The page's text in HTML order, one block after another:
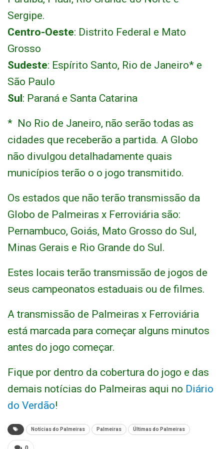
Sergipe.
Centro-Oeste: Distrito Federal e Mato
Grosso
Sudeste: Espírito Santo, Rio de Janeiro* e
São Paulo
Sul : Paraná e Santa Catarina
* No Rio de Janeiro, não serão todas as
cidades que receberão a partida. A Globo
não divulgou detalhadamente quais
municípios terão o o jogo transmitido.
Os estados que não terão transmissão da
Globo de Palmeiras x Ferroviária são:
Pernambuco, Goiás, Mato Grosso do Sul,
Minas Gerais e Rio Grande do Sul.
Estes locais terão transmissão de jogos de
seus campeonatos estaduais ou de filmes.
A transmissão de Palmeiras x Ferroviária
está marcada para começar alguns minutos
antes do jogo começar.
Fique por dentro da cobertura do jogo e das
demais notícias do Palmeiras aqui no Diário
do Verdão!
Notícias do Palmeiras Palmeiras Últimas do Palmeiras